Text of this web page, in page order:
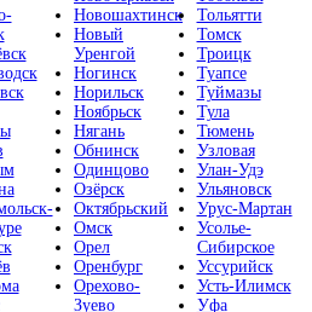
Новошахтинск
Новый
Уренгой
Ногинск
Норильск
Ноябрьск
Нягань
Обнинск
Одинцово
Озёрск
Октябрьский
Омск
Орел
Оренбург
Орехово-
Зуево
Тольятти
Томск
Троицк
Туапсе
Туймазы
Тула
Тюмень
Узловая
Улан-Удэ
Ульяновск
Урус-Мартан
Усолье-
Сибирское
Уссурийск
Усть-Илимск
Уфа